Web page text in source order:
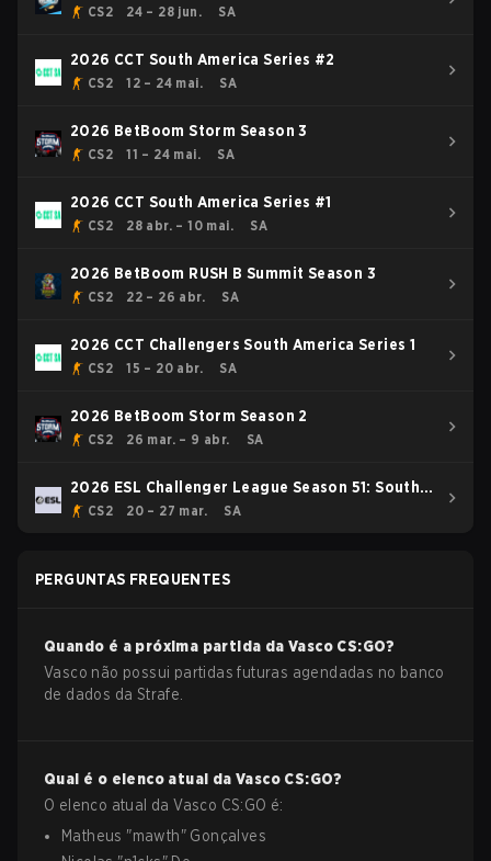
American Series #1
CS2 24 – 28 jun. SA
2026 CCT South America Series #2
CS2 12 – 24 mai. SA
2026 BetBoom Storm Season 3
CS2 11 – 24 mai. SA
2026 CCT South America Series #1
CS2 28 abr. – 10 mai. SA
2026 BetBoom RUSH B Summit Season 3
CS2 22 – 26 abr. SA
2026 CCT Challengers South America Series 1
CS2 15 – 20 abr. SA
2026 BetBoom Storm Season 2
CS2 26 mar. – 9 abr. SA
2026 ESL Challenger League Season 51: South
America - Cup #2
CS2 20 – 27 mar. SA
PERGUNTAS FREQUENTES
Quando é a próxima partida da Vasco CS:GO?
Vasco não possui partidas futuras agendadas no banco
de dados da Strafe.
Qual é o elenco atual da Vasco CS:GO?
O elenco atual daVasco CS:GO é:
Matheus "mawth" Gonçalves